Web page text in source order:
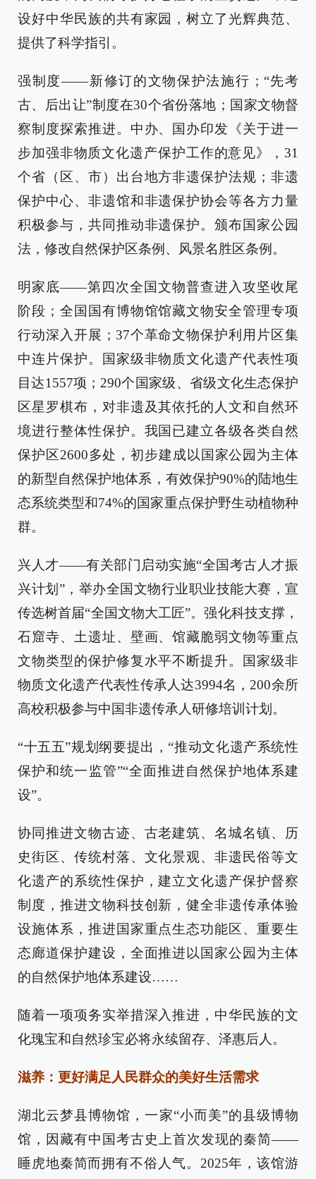
设好中华民族的共有家园，树立了光辉典范、
提供了科学指引。
强制度——新修订的文物保护法施行；“先考
古、后出让”制度在30个省份落地；国家文物督
察制度探索推进。中办、国办印发《关于进一
步加强非物质文化遗产保护工作的意见》，31
个省（区、市）出台地方非遗保护法规；非遗
保护中心、非遗馆和非遗保护协会等各方力量
积极参与，共同推动非遗保护。颁布国家公园
法，修改自然保护区条例、风景名胜区条例。
明家底——第四次全国文物普查进入攻坚收尾
阶段；全国国有博物馆馆藏文物安全管理专项
行动深入开展；37个革命文物保护利用片区集
中连片保护。国家级非物质文化遗产代表性项
目达1557项；290个国家级、省级文化生态保护
区星罗棋布，对非遗及其依托的人文和自然环
境进行整体性保护。我国已建立各级各类自然
保护区2600多处，初步建成以国家公园为主体
的新型自然保护地体系，有效保护90%的陆地生
态系统类型和74%的国家重点保护野生动植物种
群。
兴人才——有关部门启动实施“全国考古人才振
兴计划”，举办全国文物行业职业技能大赛，宣
传选树首届“全国文物大工匠”。强化科技支撑，
石窟寺、土遗址、壁画、馆藏脆弱文物等重点
文物类型的保护修复水平不断提升。国家级非
物质文化遗产代表性传承人达3994名，200余所
高校积极参与中国非遗传承人研修培训计划。
“十五五”规划纲要提出，“推动文化遗产系统性
保护和统一监管”“全面推进自然保护地体系建
设”。
协同推进文物古迹、古老建筑、名城名镇、历
史街区、传统村落、文化景观、非遗民俗等文
化遗产的系统性保护，建立文化遗产保护督察
制度，推进文物科技创新，健全非遗传承体验
设施体系，推进国家重点生态功能区、重要生
态廊道保护建设，全面推进以国家公园为主体
的自然保护地体系建设……
随着一项项务实举措深入推进，中华民族的文
化瑰宝和自然珍宝必将永续留存、泽惠后人。
滋养：更好满足人民群众的美好生活需求
湖北云梦县博物馆，一家“小而美”的县级博物
馆，因藏有中国考古史上首次发现的秦简——
睡虎地秦简而拥有不俗人气。2025年，该馆游